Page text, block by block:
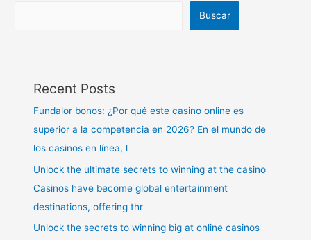
Buscar
Recent Posts
Fundalor bonos: ¿Por qué este casino online es
superior a la competencia en 2026? En el mundo de
los casinos en línea, l
Unlock the ultimate secrets to winning at the casino
Casinos have become global entertainment
destinations, offering thr
Unlock the secrets to winning big at online casinos